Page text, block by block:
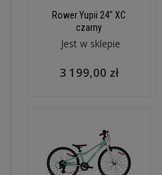
Rower Yupii 24" XC
czarny
Jest w sklepie
3 199,00 zł